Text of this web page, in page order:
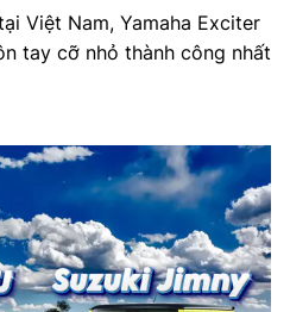
Việt Nam, Yamaha Exciter
tay cỡ nhỏ thành công nhất